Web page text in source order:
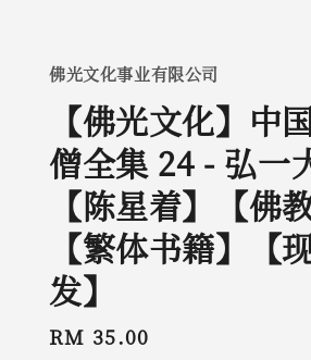
佛光文化事业有限公司
【佛光文化】中
僧全集 24 - 弘一
【陈星着】【佛
【繁体书籍】【
发】
Regular
RM 35.00